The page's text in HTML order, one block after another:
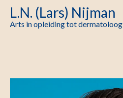
L.N. (Lars) Nijman
Arts in opleiding tot dermatoloog